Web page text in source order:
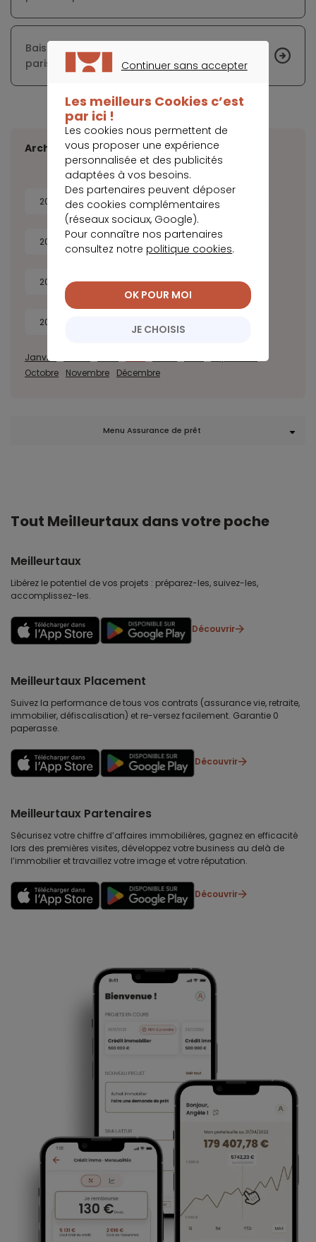
Baisse inédite des loyers des meublés
parisiens
Archives
2026 2025 2024
2022 2021 2020
2018 2017 2016 2015
2014
Janvier
Octobre
Novembre Décembre
Menu Assurance de prêt
Tout Meilleurtaux dans votre poche
Meilleurtaux
Libérez le potentiel de vos projets : préparez-les, suivez-les,
accomplissez-les.
Découvrir
Meilleurtaux Placement
Suivez la performance de tous vos contrats (assurance vie, retraite,
immobilier, défiscalisation) et re-versez facilement. Garantie 0
paperasse.
Découvrir
Meilleurtaux Partenaires
Sécurisez votre chiffre d’affaires immobilières, gagnez en efficacité
lors des premières visites, développez votre business au delà de
l’immobilier et travaillez votre image et votre réputation.
Découvrir
Continuer sans accepter
Les meilleurs Cookies c’est
par ici !
Les cookies nous permettent de
vous proposer une expérience
personnalisée et des publicités
adaptées à vos besoins.
Des partenaires peuvent déposer
des cookies complémentaires
(réseaux sociaux, Google).
Pour connaître nos partenaires
consultez notre politique cookies.
JE CHOISIS
OK POUR MOI